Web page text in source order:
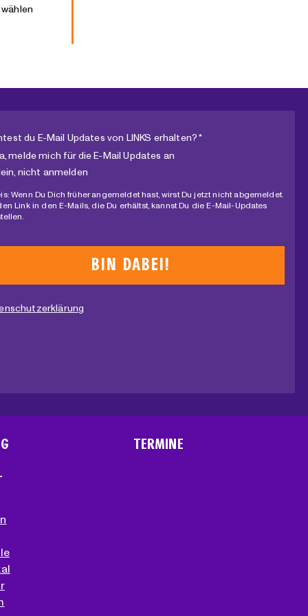
du E-Mail Updates von LINKS erhalten? *
melde mich für die E-Mail Updates an
nicht anmelden
Wenn Du Dich früher angemeldet hast, wirst Du jetzt nicht abgemeldet.
Link in den E-Mails, die Du erhältst, kannst Du die E-Mail-Updates
TERMINE